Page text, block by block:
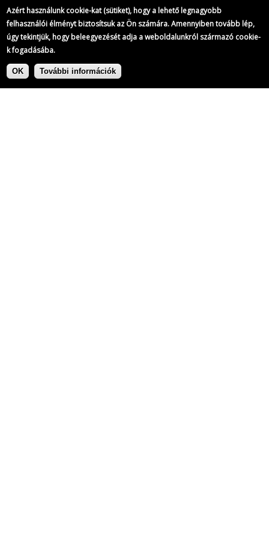
Azért használunk cookie-kat (sütiket), hogy a lehető legnagyobb
felhasználói élményt biztosítsuk az Ön számára. Amennyiben tovább lép,
úgy tekintjük, hogy beleegyezését adja a weboldalunkról származó cookie-
k fogadásába.
OK További információk
Ugrás
Címke: